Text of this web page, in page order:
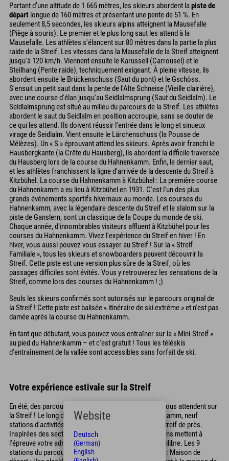
Partant d’une altitude de 1 665 mètres, les skieurs abordent lapiste de
départ longue de 160 mètres et présentant une pente de 51 %. En
seulement 8,5 secondes, les skieurs alpins atteignent la Mausefalle
(Piège à souris). Le premier et le plus long saut les attend à la
Mausefalle. Les athlètes s'élancent sur 80 mètres dans la partie la plus
raide de la Streif. Les vitesses dans la Mausefalle de la Streif atteignent
jusqu'à 120 km/h. Viennent ensuite le Karussell (Carrousel) et le
Steilhang (Pente raide), techniquement exigeant. À pleine vitesse, ils
abordent ensuite le Brückenschuss (Saut du pont) et le Gschöss.
S'ensuit un petit saut dans la pente de l'Alte Schneise (Vieille clairière),
avec une course d'élan jusqu'au Seidlalmsprung (Saut du Seidlalm). Le
Seidlalmsprung est situé au milieu du parcours de la Streif. Les athlètes
abordent le saut du Seidlalm en position accroupie, sans se douter de
ce qui les attend. Ils doivent réussir l'entrée dans le long et sinueux
virage de Seidlalm. Vient ensuite le Lärchenschuss (la Pousse de
Mélèzes). Un « S » éprouvant attend les skieurs. Après avoir franchi le
Hausbergkante (la Crête du Hausberg), ils abordent la difficile traversée
du Hausberg lors de la course du Hahnenkamm. Enfin, le dernier saut,
et les athlètes franchissent la ligne d'arrivée de la descente du Streif à
Kitzbühel. La course du Hahnenkamm à Kitzbühel : La première course
du Hahnenkamm a eu lieu à Kitzbühel en 1931. C'est l'un des plus
grands événements sportifs hivernaux au monde. Les courses du
Hahnenkamm, avec la légendaire descente du Streif et le slalom sur la
piste de Ganslern, sont un classique de la Coupe du monde de ski.
Chaque année, d'innombrables visiteurs affluent à Kitzbühel pour les
courses du Hahnenkamm. Vivez l'expérience du Streif en hiver ! En
hiver, vous aussi pouvez vous essayer au Streif ! Sur la « Streif
Familiale », tous les skieurs et snowboarders peuvent découvrir la
Streif. Cette piste est une version plus sûre de la Streif, où les
passages difficiles sont évités. Vous y retrouverez les sensations de la
Streif, comme lors des courses du Hahnenkamm ! ;)
Seuls les skieurs confirmés sont autorisés sur le parcours original de
la Streif ! Cette piste est balisée « itinéraire de ski extrême » et n'est pas
damée après la course du Hahnenkamm.
En tant que débutant, vous pouvez vous entraîner sur la « Mini-Streif »
au pied du Hahnenkamm – et c'est gratuit ! Tous les téléskis
d'entraînement de la vallée sont accessibles sans forfait de ski.
Votre expérience estivale sur la Streif
En été, des parcours d'activités pour toute la famille vous attendent sur
la Streif ! Le long du sentier panoramique du Hahnenkamm, neuf
stations d'activités vous permettent de découvrir la Streif de près.
Inspirées des sections clés de la descente, ces stations mettent à
l'épreuve votre adresse, votre endurance et votre équilibre. Les 9
stations du parcours aventure de la Streif à Kitzbühel : Maison de
Website
Deutsch
(German)
English